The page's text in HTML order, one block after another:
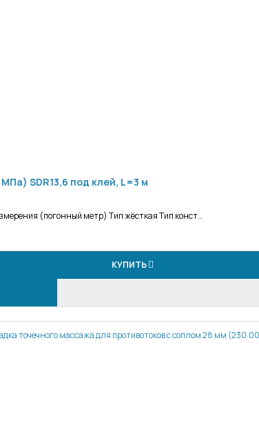
МПа) SDR13,6 под клей, L=3 м
(погонный метр) Тип жёсткая Тип конст..
КУПИТЬ